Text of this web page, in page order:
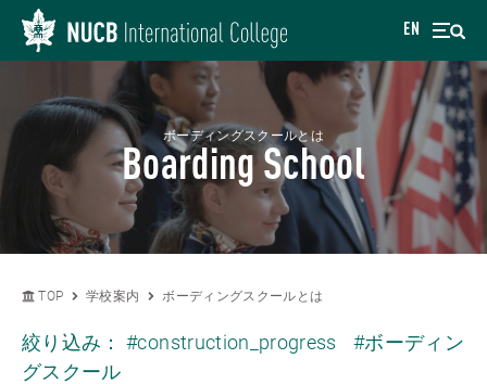
EN
ボーディングスクールとは
Boarding School
TOP 学校案内 ボーディングスクールとは
絞り込み：#construction_progress
#ボーディン
グスクール